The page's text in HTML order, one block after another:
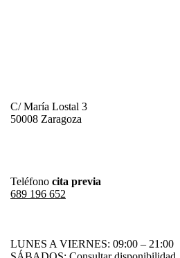
C/ María Lostal 3
50008 Zaragoza
Teléfono cita previa
689 196 652
LUNES A VIERNES: 09:00 – 21:00